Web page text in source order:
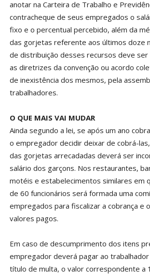
anotar na Carteira de Trabalho e
contracheque de seus empregados o
fixo e o percentual percebido, além da
das gorjetas referente aos últimos doze
de distribuição desses recursos deve
as diretrizes da convenção ou acordo
de inexistência dos mesmos, pela
trabalhadores.
O QUE MAIS VAI MUDAR
Ainda segundo a lei, se após um ano
o empregador decidir deixar de cobrá-
das gorjetas arrecadadas deverá ser
salário dos garçons. Nos restaurantes,
motéis e estabelecimentos similares em
de 60 funcionários será formada uma
empregados para fiscalizar a cobrança e
valores pagos.
Em caso de descumprimento dos itens
empregador deverá pagar ao
título de multa, o valor correspondente a